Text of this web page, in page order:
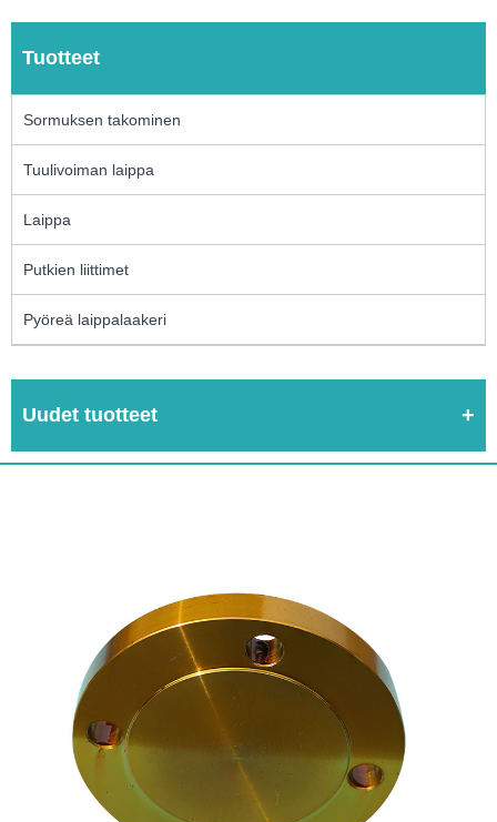
Tuotteet
Sormuksen takominen
Tuulivoiman laippa
Laippa
Putkien liittimet
Pyöreä laippalaakeri
Uudet tuotteet